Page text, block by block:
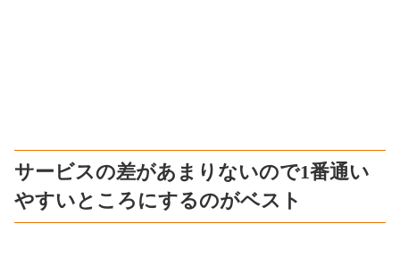
サービスの差があまりないので1番通い
やすいところにするのがベスト